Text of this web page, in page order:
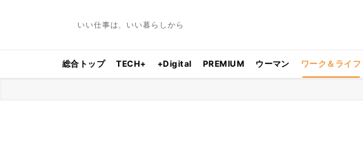
いい仕事は、いい暮らしから
総合トップ TECH+ +Digital PREMIUM ウーマン ワーク＆ライフ